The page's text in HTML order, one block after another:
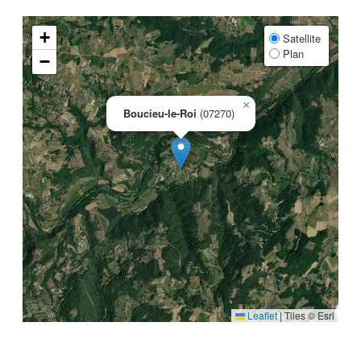
Boucieu-le-Roi (07270)
×
+
−
Satellite
Plan
Leaflet|Tiles © Esri